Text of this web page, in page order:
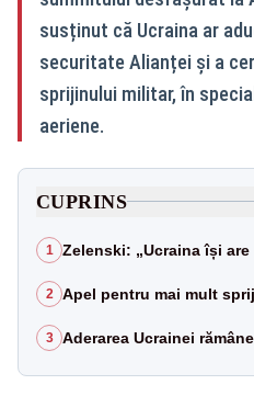
susținut că Ucraina ar
securitate Alianței și a
sprijinului militar, în
aeriene.
CUPRINS
1 Zelenski: „Ucraina își are
2 Apel pentru mai mult
3 Aderarea Ucrainei